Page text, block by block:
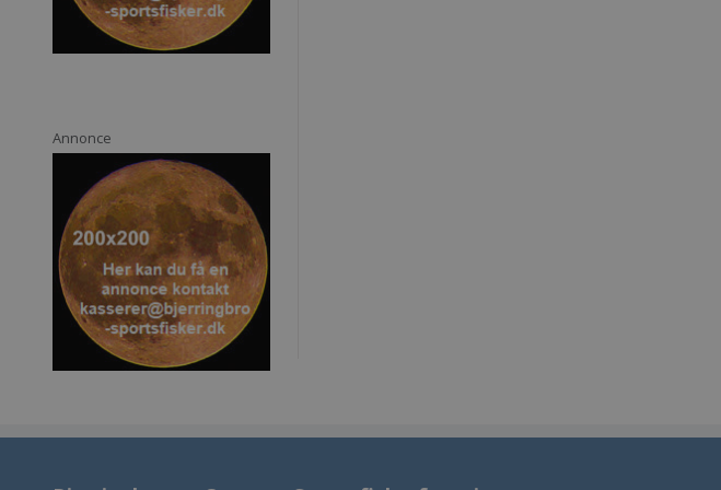
Annonce